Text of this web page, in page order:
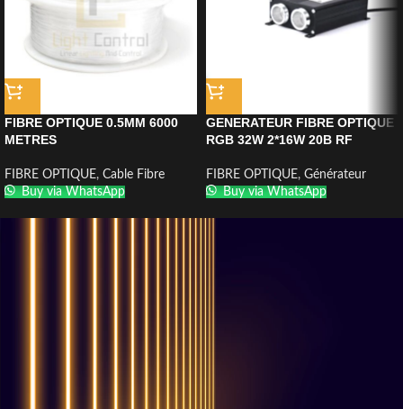
FIBRE OPTIQUE 0.5MM 6000
METRES
FIBRE OPTIQUE, Cable Fibre
Buy via WhatsApp
GENERATEUR FIBRE OPTIQUE
RGB 32W 2*16W 20B RF
FIBRE OPTIQUE, Générateur
Buy via WhatsApp